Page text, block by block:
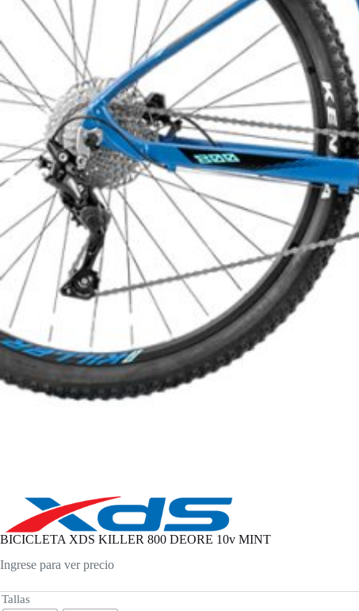
BICICLETA XDS KILLER 800 DEORE 10v MINT
Ingrese para ver precio
Tallas